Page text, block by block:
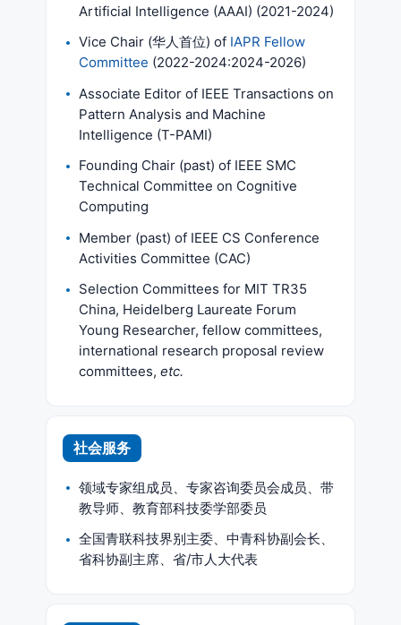
Artificial Intelligence (AAAI) (2021-2024)
Vice Chair (华人首位) of IAPR Fellow
Committee (2022-2024:2024-2026)
Associate Editor of IEEE Transactions on
Pattern Analysis and Machine
Intelligence (T-PAMI)
Founding Chair (past) of IEEE SMC
Technical Committee on Cognitive
Computing
Member (past) of IEEE CS Conference
Activities Committee (CAC)
Selection Committees for MIT TR35
China, Heidelberg Laureate Forum
Young Researcher, fellow committees,
international research proposal review
committees, etc.
社会服务
领域专家组成员、专家咨询委员会成员、带
教导师、教育部科技委学部委员
全国青联科技界别主委、中青科协副会长、
省科协副主席、省/市人大代表